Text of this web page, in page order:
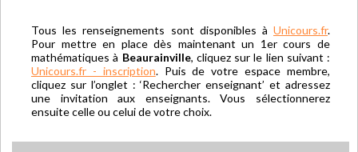
Tous les renseignements sont disponibles à Unicours.fr.
Pour mettre en place dès maintenant un 1er cours de
mathématiques à Beaurainville, cliquez sur le lien suivant :
Unicours.fr - inscription. Puis de votre espace membre,
cliquez sur l’onglet : ‘Rechercher enseignant’ et adressez
une invitation aux enseignants. Vous sélectionnerez
ensuite celle ou celui de votre choix.